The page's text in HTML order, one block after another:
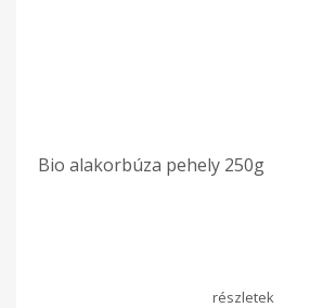
Bio alakorbúza pehely 250g